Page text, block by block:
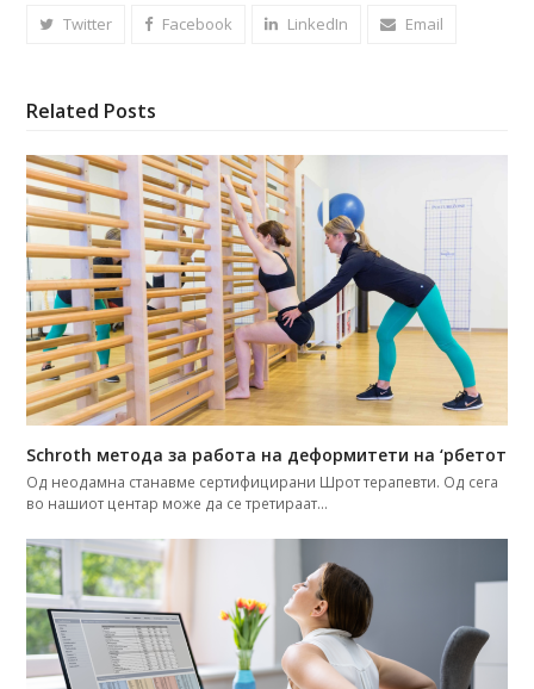
Twitter Facebook LinkedIn Email
Related Posts
Schroth метода за работа на деформитети на ‘рбетот
Од неодамна станавме сертифицирани Шрот терапевти. Од сега
во нашиот центар може да се третираат…